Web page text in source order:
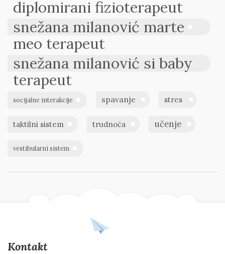
diplomirani fizioterapeut
snežana milanović marte
meo terapeut
snežana milanović si baby
terapeut
socijalne interakcije spavanje stres
taktilni sistem trudnoća učenje
vestibularni sistem
Kontakt